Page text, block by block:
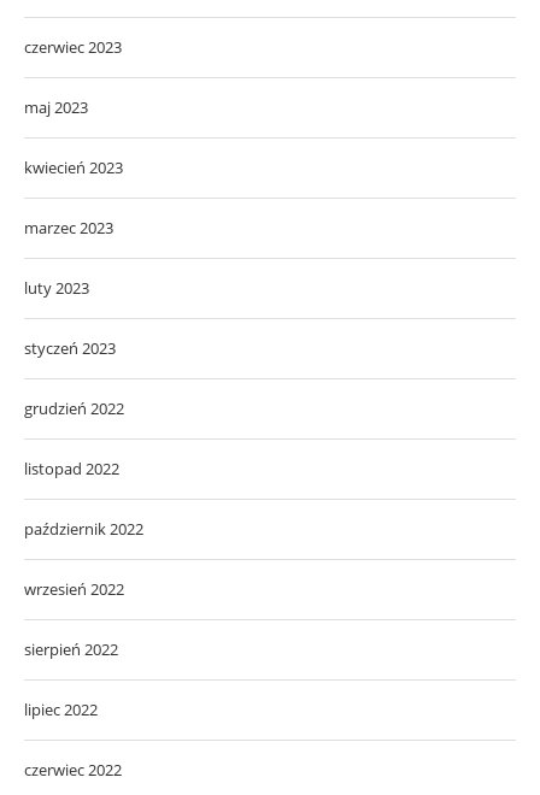
czerwiec 2023
maj 2023
kwiecień 2023
marzec 2023
luty 2023
styczeń 2023
grudzień 2022
listopad 2022
październik 2022
wrzesień 2022
sierpień 2022
lipiec 2022
czerwiec 2022